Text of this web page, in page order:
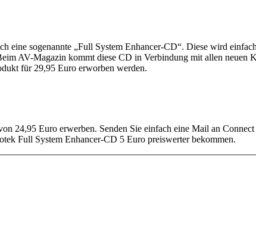
eine sogenannte „Full System Enhancer-CD“. Diese wird
AV-Magazin kommt diese CD in Verbindung mit allen neuen
für 29,95 Euro erworben werden.
24,95 Euro erwerben. Senden Sie einfach eine Mail an
Full System Enhancer-CD 5 Euro preiswerter bekommen.